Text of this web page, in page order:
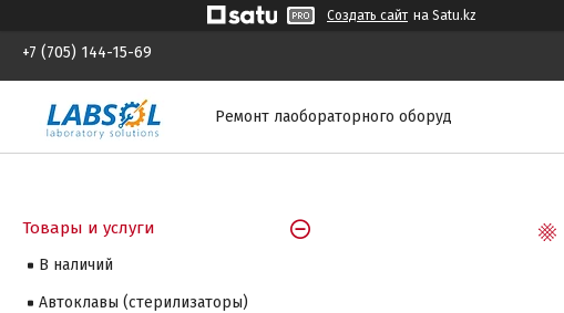
Создать сайт на Satu.kz
+7 (705) 144-15-69
Ремонт лаобораторного оборуд
Товары и услуги
В наличий
Автоклавы (стерилизаторы)